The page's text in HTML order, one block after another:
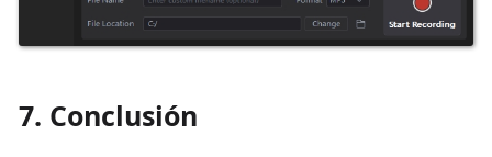
7. Conclusión